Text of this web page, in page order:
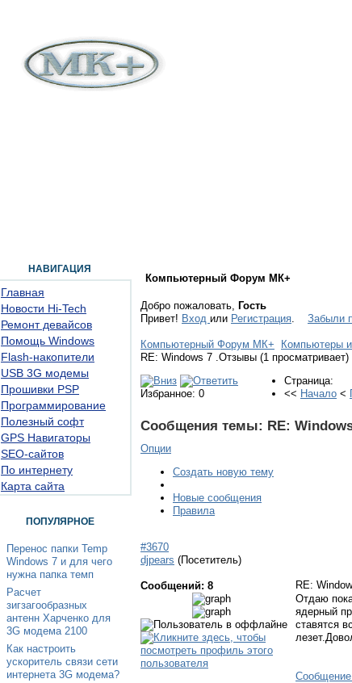
НАВИГАЦИЯ
Главная
Новости Hi-Tech
Ремонт девайсов
Помощь Windows
Flash-накопители
USB 3G модемы
Прошивки PSP
Программирование
Полезный софт
GPS Навигаторы
SEO-сайтов
По интернету
Карта сайта
ПОПУЛЯРНОЕ
Перенос папки Temp
Windows 7 и для чего
нужна папка темп
Расчет
зигзагообразных
антенн Харченко для
3G модема 2100
Как настроить
ускоритель связи сети
интернета 3G модема?
Компьютерный Форум МК+
Добро пожаловать, Гость
Привет! Вход или Регистрация. Забыли
Компьютерный Форум МК+ Компьютеры
RE: Windows 7 .Отзывы (1 просматривает)
Избранное: 0
Страница:
<< Начало <
Сообщения темы: RE:
Опции
Создать новую тему
Новые сообщения
Правила
#3670
djpears (Посетитель)
Сообщений: 8 RE:
Отдаю
ядерный
ставятся